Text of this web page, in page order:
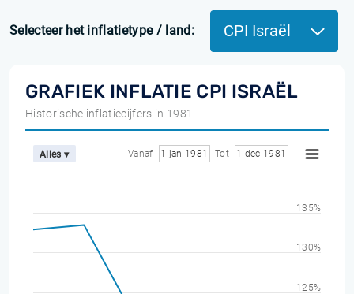
Selecteer het inflatietype / land: CPI Israël
GRAFIEK INFLATIE CPI ISRAËL
Historische inflatiecijfers in 1981
Alles ▾ Vanaf 1 jan 1981 Tot 1 dec 1981
125%
130%
135%